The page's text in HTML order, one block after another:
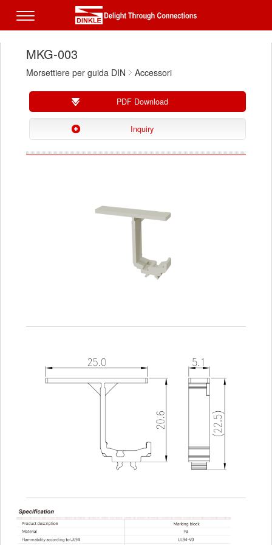
MKG-003
Morsettiere per guida DIN Accessori
PDF Download
Inquiry